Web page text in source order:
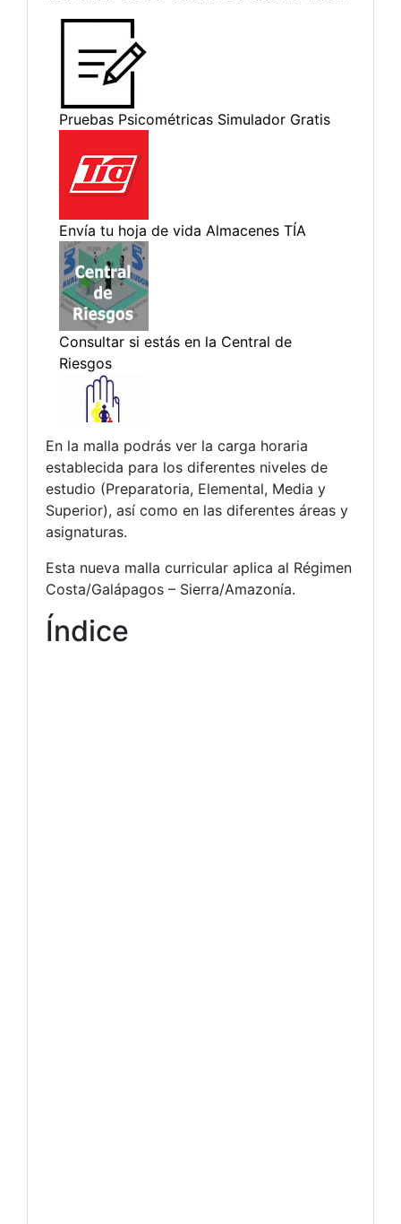
En la malla podrás ver la carga horaria
establecida para los diferentes niveles de
estudio (Preparatoria, Elemental, Media y
Superior), así como en las diferentes áreas y
asignaturas.
Esta nueva malla curricular aplica al Régimen
Costa/Galápagos – Sierra/Amazonía.
Índice